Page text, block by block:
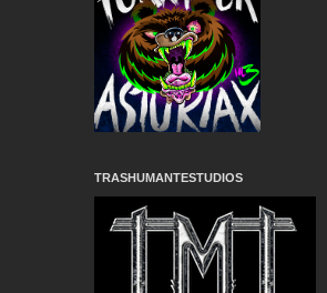
TRASHUMANTESTUDIOS